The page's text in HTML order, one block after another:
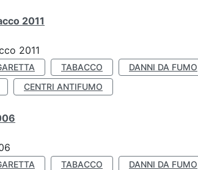
2011
2011
TABACCO DANNI DA FUMO
CENTRI ANTIFUMO
TABACCO DANNI DA FUMO